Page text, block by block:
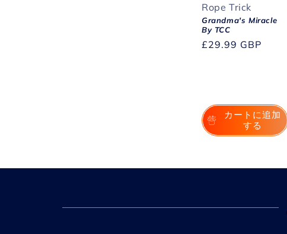
Rope Trick
Grandma's Miracle
By TCC
通
£29.99 GBP
カートに追加
する